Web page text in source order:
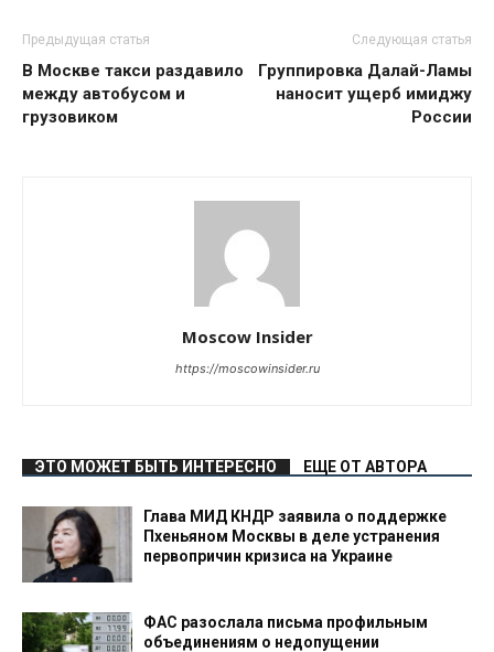
Предыдущая статья
В Москве такси раздавило
между автобусом и
грузовиком
Следующая статья
Группировка Далай-Ламы
наносит ущерб имиджу
России
Moscow Insider
https://moscowinsider.ru
ЭТО МОЖЕТ БЫТЬ ИНТЕРЕСНО ЕЩЕ ОТ АВТОРА
Глава МИД КНДР заявила о поддержке
Пхеньяном Москвы в деле устранения
первопричин кризиса на Украине
ФАС разослала письма профильным
объединениям о недопущении